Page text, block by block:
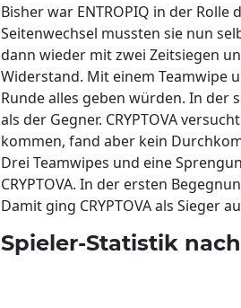
Bisher war ENTROPIQ in der
Seitenwechsel mussten sie nun
dann wieder mit zwei Zeitsiegen
Widerstand. Mit einem Teamwipe
Runde alles geben würden. In der
als der Gegner. CRYPTOVA
kommen, fand aber kein
Drei Teamwipes und eine
CRYPTOVA. In der ersten
Damit ging CRYPTOVA als Sieger
Spieler-Statistik nach